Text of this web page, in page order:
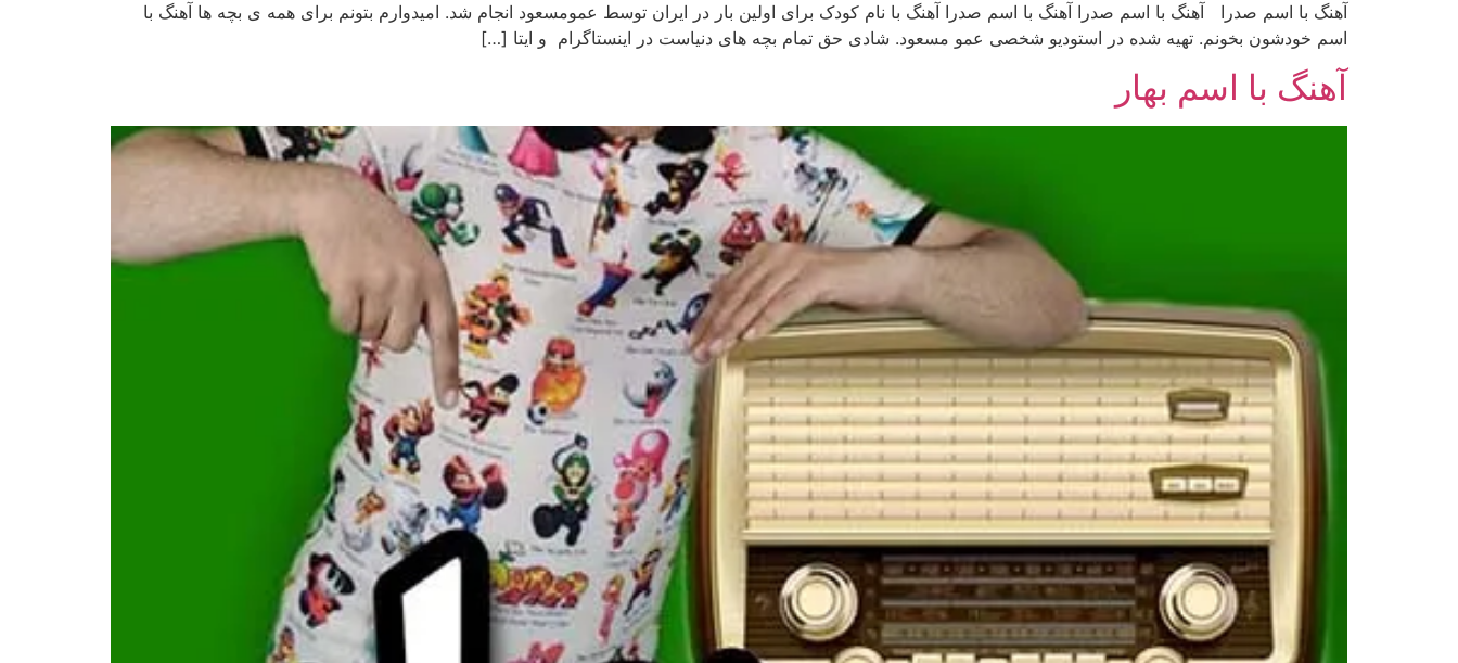
آهنگ با اسم صدرا آهنگ با اسم صدرا آهنگ با اسم صدرا آهنگ با نام کودک برای اولین بار در ایران توسط عمومسعود انجام شد. امیدوارم بتونم برای همه ی بچه ها آهنگ با
اسم خودشون بخونم. تهیه شده در استودیو شخصی عمو مسعود. شادی حق تمام بچه های دنیاست در اینستاگرام و ایتا […]
آهنگ با اسم بهار